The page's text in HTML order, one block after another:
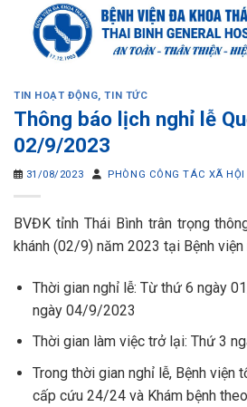
content
TIN HOẠT ĐỘNG,TIN TỨC
Thông báo lịch nghỉ lễ
02/9/2023
31/08/2023 PHÒNG CÔNG TÁC XÃ HỘI
BVĐK tỉnh Thái Bình trân trọng
khánh (02/9) năm 2023 tại Bệnh viện
Thời gian nghỉ lễ: Từ thứ 6 ngày
ngày 04/9/2023
Thời gian làm việc trở lại: Thứ 3
Trong thời gian nghỉ lễ, Bệnh viện
cấp cứu 24/24 và Khám bệnh